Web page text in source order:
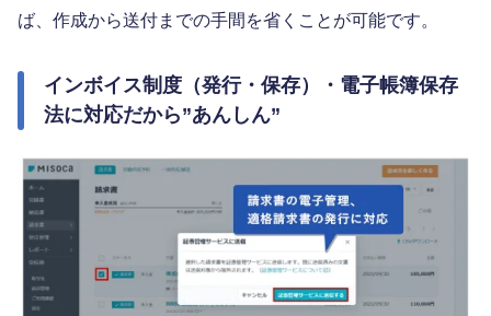
ば、作成から送付までの手間を省くことが可能です。
インボイス制度（発行・保存）・電子帳簿保存
法に対応だから”あんしん”